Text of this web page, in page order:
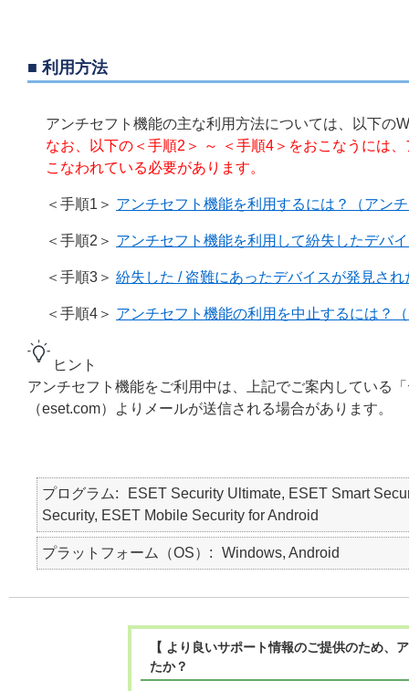
■ 利用方法
アンチセフト機能の主な利用方法については、以下の
なお、以下の＜手順2＞ ～ ＜手順4＞をおこなうには
こなわれている必要があります。
＜手順1＞ アンチセフト機能を利用するには？（アン
＜手順2＞ アンチセフト機能を利用して紛失したデバ
＜手順3＞ 紛失した / 盗難にあったデバイスが発見され
＜手順4＞ アンチセフト機能の利用を中止するには？
ヒント
アンチセフト機能をご利用中は、上記でご案内している
（eset.com）よりメールが送信される場合があります。
プログラム
ESET Security Ultimate, ESET Smart
Security, ESET Mobile Security for Android
プラットフォーム（OS） Windows, Android
【 より良いサポート情報のご提供のため
たか？